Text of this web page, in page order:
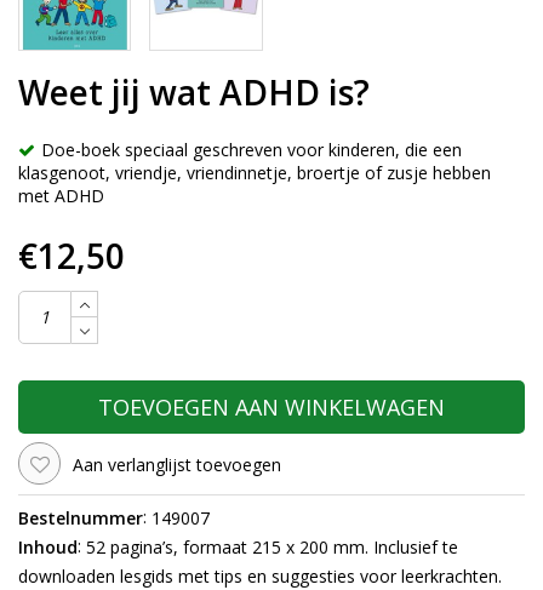
Weet jij wat ADHD is?
Doe-boek speciaal geschreven voor kinderen, die een
klasgenoot, vriendje, vriendinnetje, broertje of zusje hebben
met ADHD
€12,50
TOEVOEGEN AAN WINKELWAGEN
Aan verlanglijst toevoegen
Bestelnummer: 149007
Inhoud: 52 pagina’s, formaat 215 x 200 mm. Inclusief te
downloaden lesgids met tips en suggesties voor leerkrachten.